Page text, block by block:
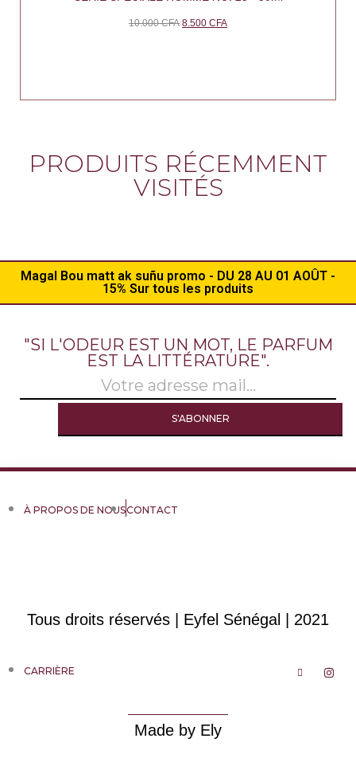
10.000CFA 8.500 CFA
PRODUITS RÉCEMMENT
VISITÉS
Magal Bou matt ak suñu promo - DU 28 AU 01 AOÛT -
15% Sur tous les produits
"SI L'ODEUR EST UN MOT, LE PARFUM
EST LA LITTÉRATURE".
À PROPOS DE NOUSCONTACT
Tous droits réservés | Eyfel Sénégal | 2021
CARRIÈRE
Made by Ely